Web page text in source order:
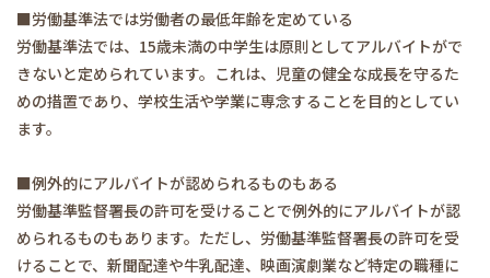
■労働基準法では労働者の最低年齢を定めている
労働基準法では、15歳未満の中学生は原則としてアルバイトがで
きないと定められています。これは、児童の健全な成長を守るた
めの措置であり、学校生活や学業に専念することを目的としてい
ます。
■例外的にアルバイトが認められるものもある
労働基準監督署長の許可を受けることで例外的にアルバイトが認
められるものもあります。ただし、労働基準監督署長の許可を受
けることで、新聞配達や牛乳配達、映画演劇業など特定の職種に